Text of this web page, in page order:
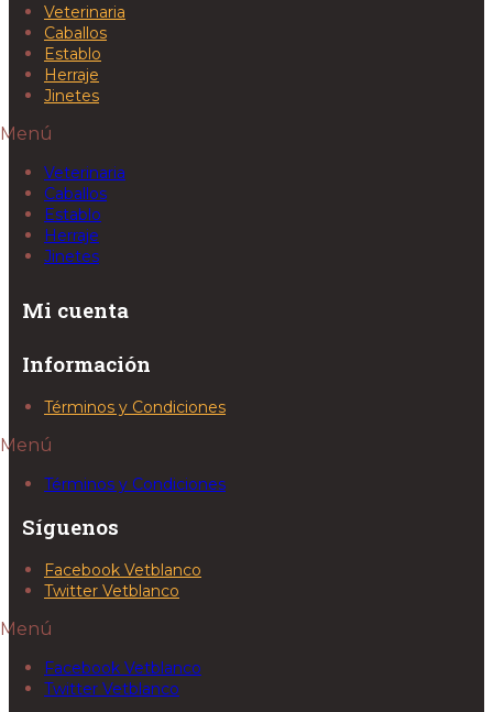
Veterinaria
Caballos
Establo
Herraje
Jinetes
Menú
Veterinaria
Caballos
Establo
Herraje
Jinetes
Mi cuenta
Información
Términos y Condiciones
Menú
Términos y Condiciones
Síguenos
Facebook Vetblanco
Twitter Vetblanco
Menú
Facebook Vetblanco
Twitter Vetblanco